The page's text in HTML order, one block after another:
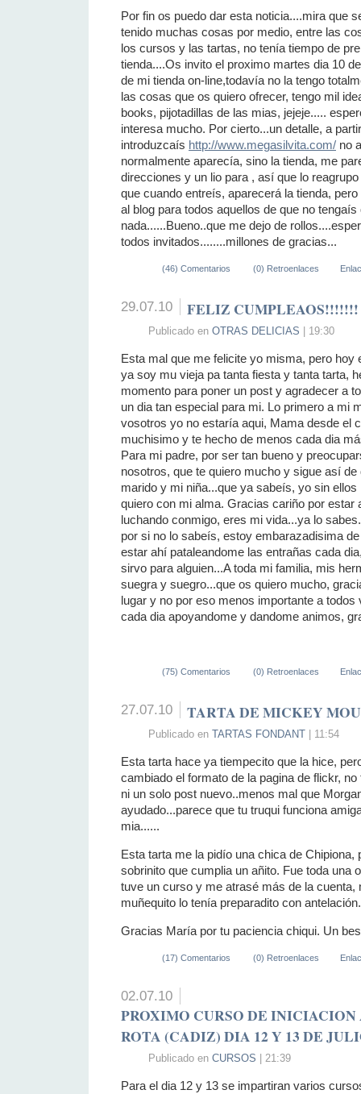
Por fin os puedo dar esta noticia....mira que
tenido muchas cosas por medio, entre las
los cursos y las tartas, no tenía tiempo de
tienda....Os invito el proximo martes dia 10
de mi tienda on-line,todavía no la tengo
las cosas que os quiero ofrecer, tengo mil
books, pijotadillas de las mias, jejeje.....
interesa mucho. Por cierto...un detalle, a
introduzcaís http://www.megasilvita.com/ no
normalmente aparecía, sino la tienda, me
direcciones y un lio para , así que lo
que cuando entreís, aparecerá la tienda,
al blog para todos aquellos de que no
nada......Bueno..que me dejo de
todos invitados........millones de gracias...
(46) Comentarios (0) Retroenlaces
29.07.10 FELIZ CUMPLEAOS!!!!!!!
Publicado en OTRAS DELICIAS | 19:30
Esta mal que me felicite yo misma, pero
ya soy mu vieja pa tanta fiesta y tanta tarta,
momento para poner un post y agradecer a
un dia tan especial para mi. Lo primero a mi
vosotros yo no estaría aqui, Mama desde el
muchisimo y te hecho de menos cada dia
Para mi padre, por ser tan bueno y
nosotros, que te quiero mucho y sigue así de
marido y mi niña...que ya sabeís, yo sin
quiero con mi alma. Gracias cariño por estar
luchando conmigo, eres mi vida...ya lo
por si no lo sabeís, estoy embarazadisima
estar ahí pataleandome las entrañas cada
sirvo para alguien...A toda mi familia, mis
suegra y suegro...que os quiero mucho,
lugar y no por eso menos importante a
cada dia apoyandome y dandome animos,
(75) Comentarios (0) Retroenlaces
27.07.10 TARTA DE MICKEY
Publicado en TARTAS FONDANT| 11:54
Esta tarta hace ya tiempecito que la hice,
cambiado el formato de la pagina de flickr,
ni un solo post nuevo..menos mal que
ayudado...parece que tu truqui funciona
mia......
Esta tarta me la pidío una chica de Chipiona,
sobrinito que cumplia un añito. Fue toda una
tuve un curso y me atrasé más de la cuenta,
muñequito lo tenía preparadito con
Gracias María por tu paciencia chiqui. Un
(17) Comentarios (0) Retroenlaces
02.07.10
PROXIMO CURSO DE
ROTA (CADIZ) DIA 12 Y 13 DE
Publicado en CURSOS | 21:39
Para el dia 12 y 13 se impartiran varios